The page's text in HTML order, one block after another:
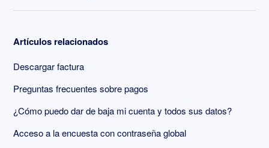
Artículos relacionados
Descargar factura
Preguntas frecuentes sobre pagos
¿Cómo puedo dar de baja mi cuenta y todos sus datos?
Acceso a la encuesta con contraseña global